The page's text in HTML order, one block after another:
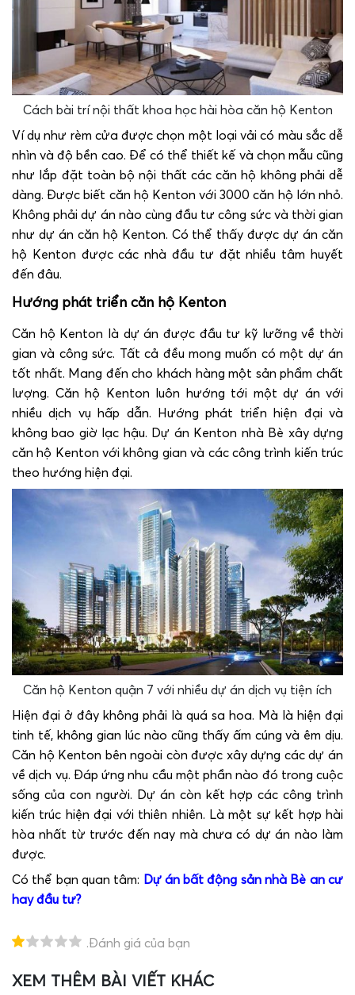
Cách bài trí nội thất khoa học hài hòa căn hộ Kenton
Ví dụ như rèm cửa được chọn một loại vải có màu sắc dễ
nhìn và độ bền cao. Để có thể thiết kế và chọn mẫu cũng
như lắp đặt toàn bộ nội thất các căn hộ không phải dễ
dàng. Được biết căn hộ Kenton với 3000 căn hộ lớn nhỏ.
Không phải dự án nào cùng đầu tư công sức và thời gian
như dự án căn hộ Kenton. Có thể thấy được dự án căn
hộ Kenton được các nhà đầu tư đặt nhiều tâm huyết
đến đâu.
Hướng phát triển căn hộ Kenton
Căn hộ Kenton là dự án được đầu tư kỹ lưỡng về thời
gian và công sức. Tất cả đều mong muốn có một dự án
tốt nhất. Mang đến cho khách hàng một sản phẩm chất
lượng. Căn hộ Kenton luôn hướng tới một dự án với
nhiều dịch vụ hấp dẫn. Hướng phát triển hiện đại và
không bao giờ lạc hậu. Dự án Kenton nhà Bè xây dựng
căn hộ Kenton với không gian và các công trình kiến trúc
theo hướng hiện đại.
Căn hộ Kenton quận 7 với nhiều dự án dịch vụ tiện ích
Hiện đại ở đây không phải là quá sa hoa. Mà là hiện đại
tinh tế, không gian lúc nào cũng thấy ấm cúng và êm dịu.
Căn hộ Kenton bên ngoài còn được xây dựng các dự án
về dịch vụ. Đáp ứng nhu cầu một phần nào đó trong cuộc
sống của con người. Dự án còn kết hợp các công trình
kiến trúc hiện đại với thiên nhiên. Là một sự kết hợp hài
hòa nhất từ trước đến nay mà chưa có dự án nào làm
được.
Có thể bạn quan tâm: Dự án bất động sản nhà Bè an cư
hay đầu tư?
.Đánh giá của bạn
XEM THÊM BÀI VIẾT KHÁC